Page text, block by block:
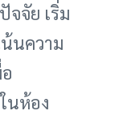
จจัย เริ่ม
นความ
นห้อง